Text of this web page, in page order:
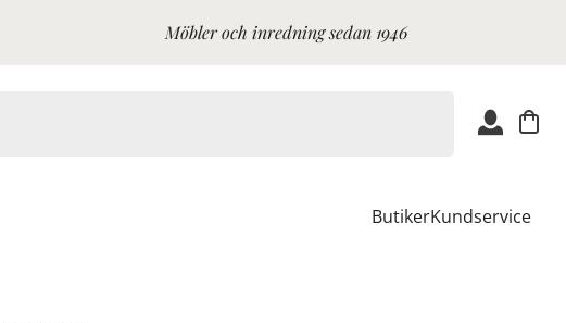
Möbler och inredning sedan 1946
ButikerKundservice